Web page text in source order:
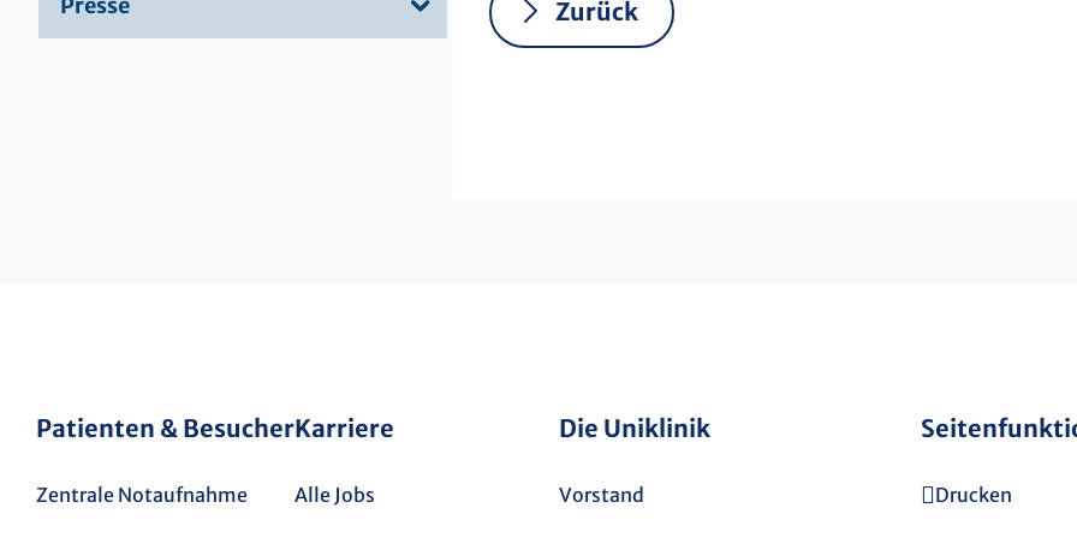
Zurück
Patienten & Besucher
Zentrale Notaufnahme
Karriere
Alle Jobs
Die Uniklinik
Vorstand Drucken